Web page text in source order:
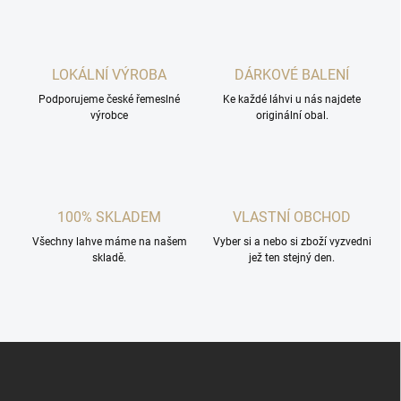
LOKÁLNÍ VÝROBA
Podporujeme české řemeslné
výrobce
DÁRKOVÉ BALENÍ
Ke každé láhvi u nás najdete
originální obal.
100% SKLADEM
Všechny lahve máme na našem
skladě.
VLASTNÍ OBCHOD
Vyber si a nebo si zboží vyzvedni
jež ten stejný den.